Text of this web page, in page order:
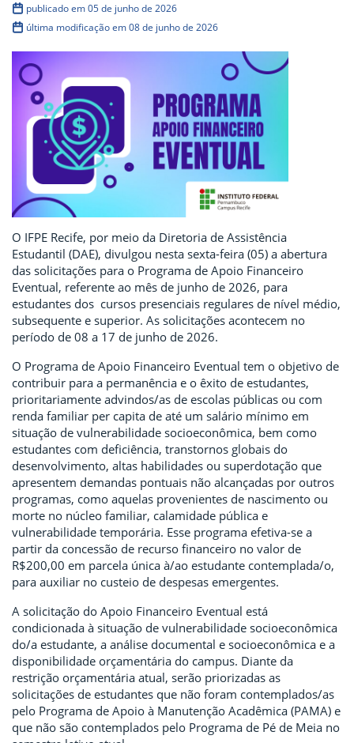
publicado em 05 de junho de 2026
última modificação em 08 de junho de 2026
O IFPE Recife, por meio da Diretoria de Assistência
Estudantil (DAE), divulgou nesta sexta-feira (05) a abertura
das solicitações para o Programa de Apoio Financeiro
Eventual, referente ao mês de junho de 2026, para
estudantes dos cursos presenciais regulares de nível médio,
subsequente e superior. As solicitações acontecem no
período de 08 a 17 de junho de 2026.
O Programa de Apoio Financeiro Eventual tem o objetivo de
contribuir para a permanência e o êxito de estudantes,
prioritariamente advindos/as de escolas públicas ou com
renda familiar per capita de até um salário mínimo em
situação de vulnerabilidade socioeconômica, bem como
estudantes com deficiência, transtornos globais do
desenvolvimento, altas habilidades ou superdotação que
apresentem demandas pontuais não alcançadas por outros
programas, como aquelas provenientes de nascimento ou
morte no núcleo familiar, calamidade pública e
vulnerabilidade temporária. Esse programa efetiva-se a
partir da concessão de recurso financeiro no valor de
R$200,00 em parcela única à/ao estudante contemplada/o,
para auxiliar no custeio de despesas emergentes.
A solicitação do Apoio Financeiro Eventual está
condicionada à situação de vulnerabilidade socioeconômica
do/a estudante, a análise documental e socioeconômica e a
disponibilidade orçamentária do campus. Diante da
restrição orçamentária atual, serão priorizadas as
solicitações de estudantes que não foram contemplados/as
pelo Programa de Apoio à Manutenção Acadêmica (PAMA) e
que não são contemplados pelo Programa de Pé de Meia no